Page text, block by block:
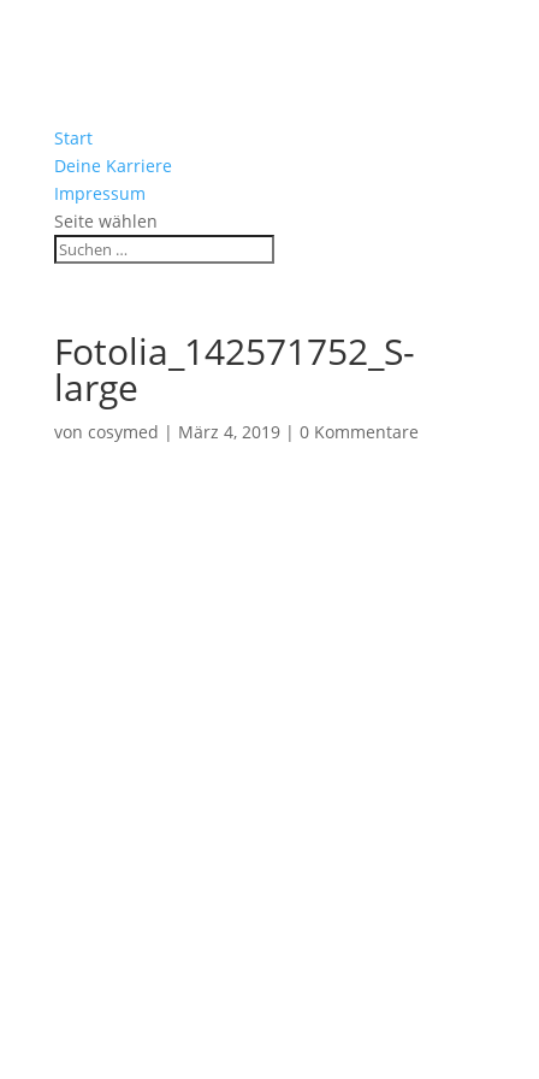
Start
Deine Karriere
Impressum
Seite wählen
Fotolia_142571752_S-
large
von cosymed | März 4, 2019| 0 Kommentare